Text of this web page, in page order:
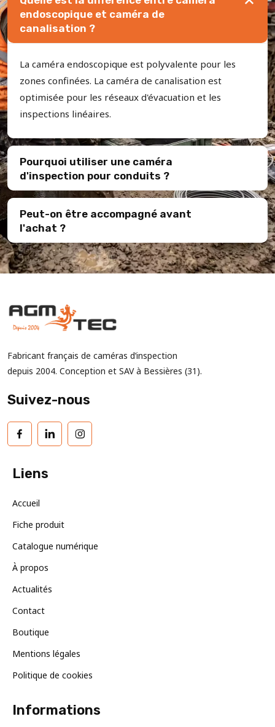
endoscopique et caméra de
canalisation ?
La caméra endoscopique est polyvalente pour les
zones confinées. La caméra de canalisation est
optimisée pour les réseaux d'évacuation et les
inspections linéaires.
Pourquoi utiliser une caméra
d'inspection pour conduits ?
Peut-on être accompagné avant
l'achat ?
Fabricant français de caméras d’inspection
depuis 2004. Conception et SAV à Bessières (31).
Suivez-nous
FacebookLinkedIn
Liens
Accueil
Fiche produit
Catalogue numérique
À propos
Actualités
Contact
Boutique
Mentions légales
Politique de cookies
Informations